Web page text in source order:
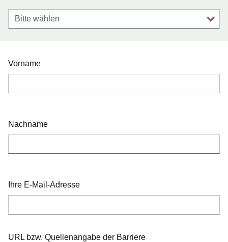
Anrede
Vorname
Nachname
Ihre E-Mail-Adresse
URL bzw. Quellenangabe der Barriere